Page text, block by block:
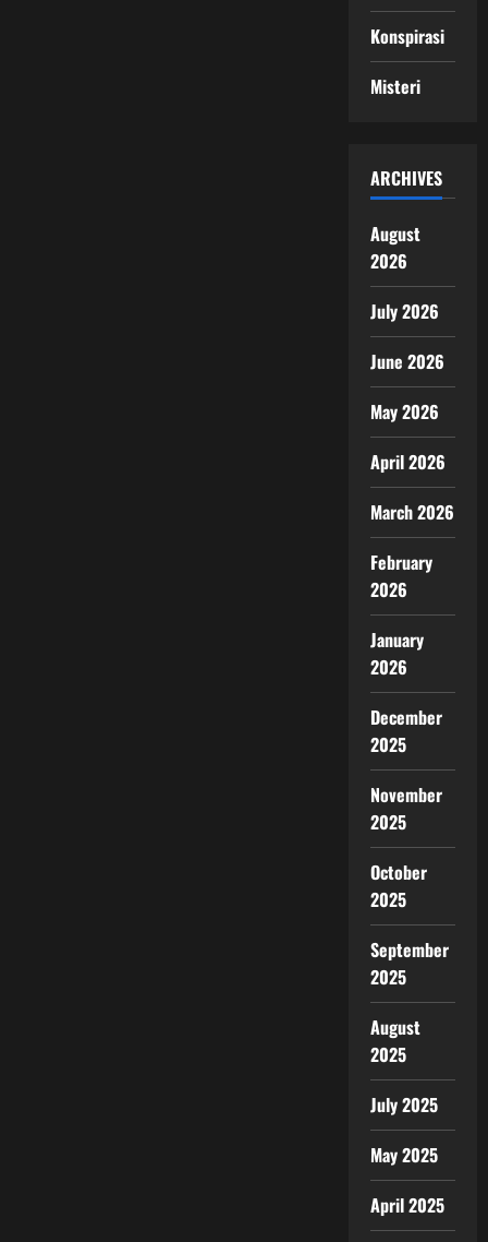
Konspirasi
Misteri
ARCHIVES
August
2026
July 2026
June 2026
May 2026
April 2026
March 2026
February
2026
January
2026
December
2025
November
2025
October
2025
September
2025
August
2025
July 2025
May 2025
April 2025